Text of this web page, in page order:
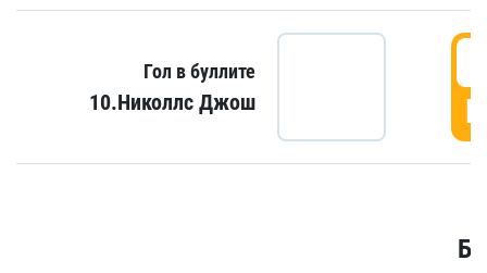
Гол в буллите
10.Николлс Джош